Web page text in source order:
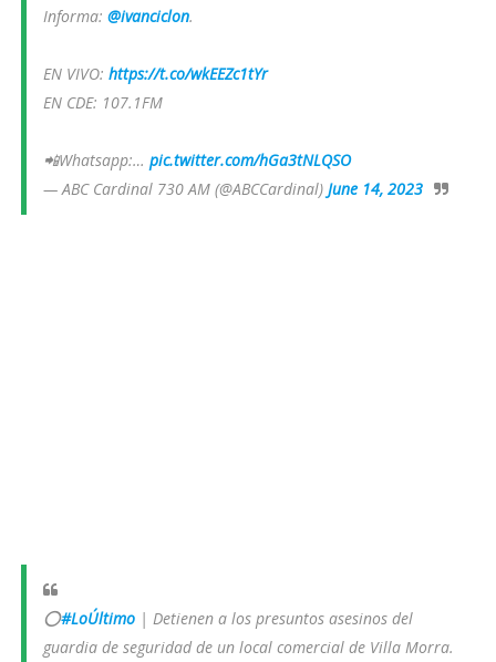
Informa: @ivanciclon.
EN VIVO: https://t.co/wkEEZc1tYr
EN CDE: 107.1FM
📲Whatsapp:… pic.twitter.com/hGa3tNLQSO
— ABC Cardinal 730 AM (@ABCCardinal) June 14, 2023
⭕#LoÚltimo| Detienen a los presuntos asesinos del
guardia de seguridad de un local comercial de Villa Morra.